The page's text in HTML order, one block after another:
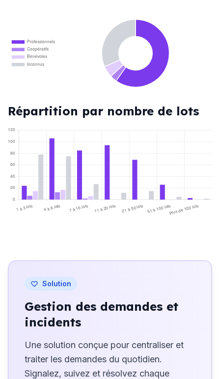
Professionnels
Coopératifs
Bénévoles
Inconnus
Répartition par nombre de lots
1 à 3 lots 4 à 6 lots 7 à 10 lots 11 à 20 lots 21 à 50 lots 51 à 100 lotsPlus de 100 lots
0
20
40
60
80
100
120
Solution
Gestion des demandes et
incidents
Une solution conçue pour centraliser et
traiter les demandes du quotidien.
Signalez, suivez et résolvez chaque